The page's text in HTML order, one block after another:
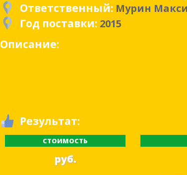
Ответственный: Мурин
Год поставки: 2015
Описание:
Результат:
СТОИМОСТЬ
руб.